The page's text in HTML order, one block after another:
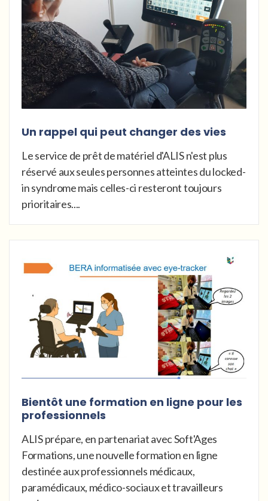
Un rappel qui peut changer des vies
Le service de prêt de matériel d'ALIS n'est plus
réservé aux seules personnes atteintes du locked-
in syndrome mais celles-ci resteront toujours
prioritaires....
Bientôt une formation en ligne pour les
professionnels
ALIS prépare, en partenariat avec Soft'Ages
Formations, une nouvelle formation en ligne
destinée aux professionnels médicaux,
paramédicaux, médico-sociaux et travailleurs